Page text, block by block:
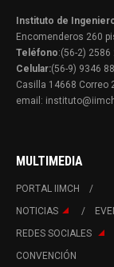
Instituto de
Encomenderos 260
Teléfono:(56-2)
Celular:(56-9) 9346
Casilla 14668 Correo
email:
MULTIMEDIA
PORTAL IIMCH
NOTICIAS
REDES SOCIALES
CONVENCIÓN